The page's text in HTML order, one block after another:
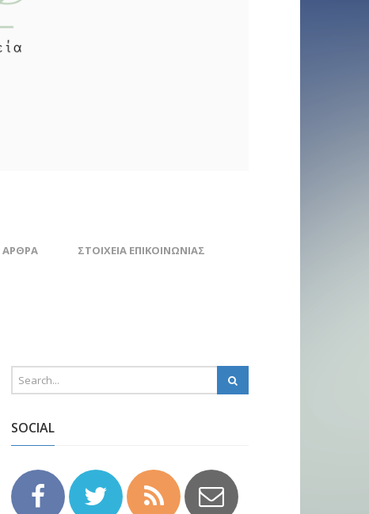
ΑΡΘΡΑ ΣΤΟΙΧΕΊΑ ΕΠΙΚΟΙΝΩΝΊΑΣ
SOCIAL